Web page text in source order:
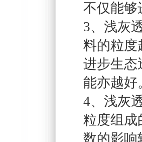
不仅能够
3、浅灰
料的粒度
进步生态
能亦越好
4、浅灰
粒度组成
数的影响